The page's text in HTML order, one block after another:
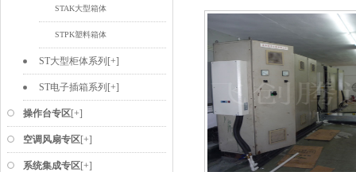
STAK大型箱体
STPK塑料箱体
ST大型柜体系列 [+]
ST电子插箱系列 [+]
操作台专区[+]
空调风扇专区[+]
系统集成专区[+]